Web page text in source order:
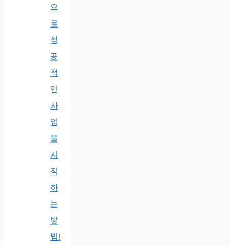
으
로
성
공
적
인
사
업
을
시
작
하
는
방
법!